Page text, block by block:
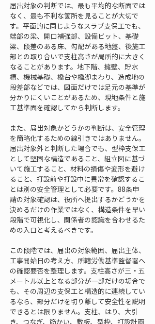
届出対象の判断では、最も平均的な断面では
なく、最も不利な箇所を見ることが大切で
す。平面的に同じようなスラブ支保工でも、
端部の梁、開口補強部、設備ピット、基礎
梁、段差のある床、勾配がある地盤、後施工
部との取り合いで支柱高さが局所的に大きく
なることがあります。地下階、擁壁、貯水
槽、機械基礎、橋台や橋脚まわり、造成地の
段差部などでは、図面だけでは足元の基準が
分かりにくいことがあるため、現地条件と施
工基準面を確認してから判断します。
また、届出対象かどうかの判断は、安全管理
を簡略化するための線引きではありません。
届出対象外と判断した場合でも、型枠支保工
として堅固な構造であること、組立図に基づ
いて施工すること、材料の損傷や変形を避け
ること、打設前や打設中に異常を確認するこ
とは別の安全管理として必要です。88条申
請の対象確認は、役所へ提出するかどうかを
決めるだけの作業ではなく、構造条件を早い
段階で可視化し、関係者の認識を合わせるた
めの入口と考えるべきです。
この段階では、届出の対象範囲、届出主体、
工事開始日の考え方、所轄労働基準監督署へ
の確認要否を整理します。支柱高さが三・五
メートル以上となる部分が一部だけの場合で
も、その周辺の支保工と構造的に連続してい
るなら、部分だけを切り離して安全性を説明
できるとは限りません。支柱、はり、大引
き、つなぎ、筋かい、敷板、型枠、打設計画